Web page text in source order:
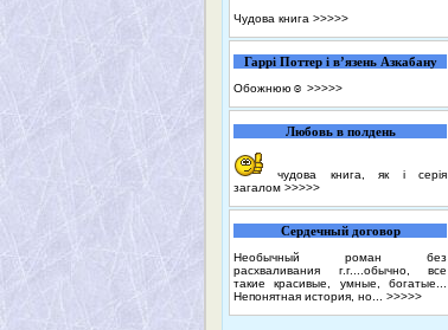
Чудова книга >>>>>
Гаррі Поттер і в’язень Азкабану
Обожнюю☺️ >>>>>
Любовь в полдень
чудова книга, як і серія
загалом >>>>>
Сердечный договор
Необычный роман без
расхваливания г.г....обычно, все
такие красивые, умные, богатые...
Непонятная история, но... >>>>>